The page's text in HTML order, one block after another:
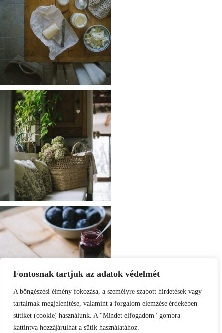
Fontosnak tartjuk az adatok védelmét
A böngészési élmény fokozása, a személyre szabott hirdetések vagy
tartalmak megjelenítése, valamint a forgalom elemzése érdekében
sütiket (cookie) használunk. A "Mindet elfogadom" gombra
kattintva hozzájárulhat a sütik használatához.